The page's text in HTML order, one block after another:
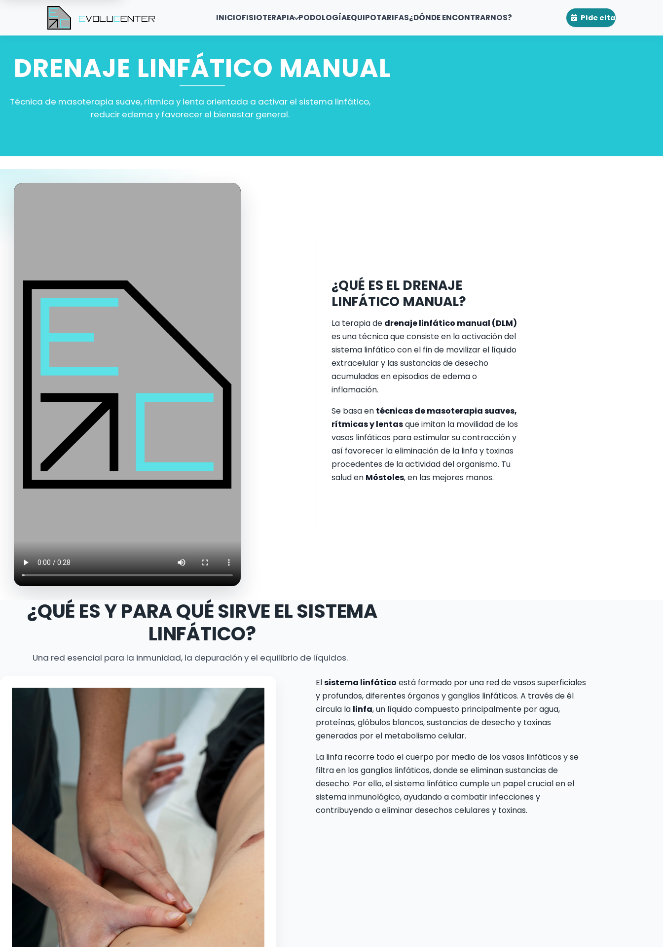
INICIOFISIOTERAPIA PODOLOGÍAEQUIPOTARIFAS¿DÓNDE ENCONTRARNOS? Pide cita
DRENAJE LINFÁTICO MANUAL
Técnica de masoterapia suave, rítmica y lenta orientada a activar el sistema linfático,
reducir edema y favorecer el bienestar general.
¿QUÉ ES EL DRENAJE
LINFÁTICO MANUAL?
La terapia de drenaje linfático manual (DLM)
es una técnica que consiste en la activación del
sistema linfático con el fin de movilizar el líquido
extracelular y las sustancias de desecho
acumuladas en episodios de edema o
inflamación.
Se basa en técnicas de masoterapia suaves,
rítmicas y lentasque imitan la movilidad de los
vasos linfáticos para estimular su contracción y
así favorecer la eliminación de la linfa y toxinas
procedentes de la actividad del organismo. Tu
salud en Móstoles, en las mejores manos.
¿QUÉ ES Y PARA QUÉ SIRVE EL SISTEMA
LINFÁTICO?
Una red esencial para la inmunidad, la depuración y el equilibrio de líquidos.
Elsistema linfático está formado por una red de vasos superficiales
y profundos, diferentes órganos y ganglios linfáticos. A través de él
circula la linfa, un líquido compuesto principalmente por agua,
proteínas, glóbulos blancos, sustancias de desecho y toxinas
generadas por el metabolismo celular.
La linfa recorre todo el cuerpo por medio de los vasos linfáticos y se
filtra en los ganglios linfáticos, donde se eliminan sustancias de
desecho. Por ello, el sistema linfático cumple un papel crucial en el
sistema inmunológico, ayudando a combatir infecciones y
contribuyendo a eliminar desechos celulares y toxinas.